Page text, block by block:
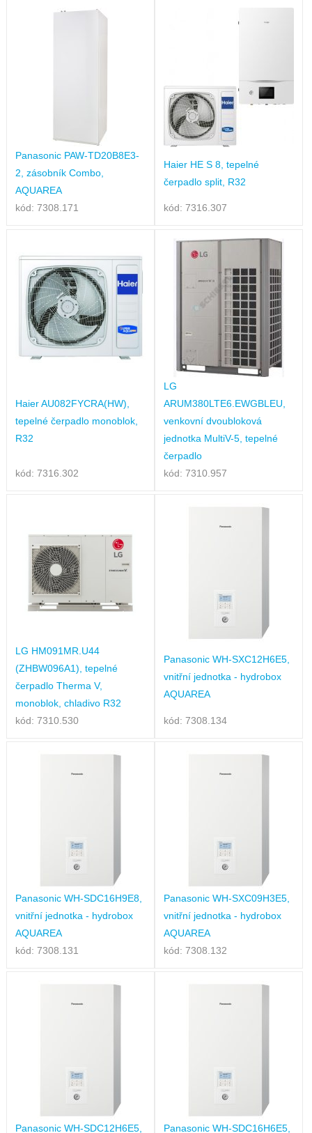
Panasonic PAW-TD20B8E3-
2, zásobník Combo,
AQUAREA
kód: 7308.171
Haier HE S 8, tepelné
čerpadlo split, R32
kód: 7316.307
Haier AU082FYCRA(HW),
tepelné čerpadlo monoblok,
R32
kód: 7316.302
LG
ARUM380LTE6.EWGBLEU,
venkovní dvoubloková
jednotka MultiV-5, tepelné
čerpadlo
kód: 7310.957
LG HM091MR.U44
(ZHBW096A1), tepelné
čerpadlo Therma V,
monoblok, chladivo R32
kód: 7310.530
Panasonic WH-SXC12H6E5,
vnitřní jednotka - hydrobox
AQUAREA
kód: 7308.134
Panasonic WH-SDC16H9E8,
vnitřní jednotka - hydrobox
AQUAREA
kód: 7308.131
Panasonic WH-SXC09H3E5,
vnitřní jednotka - hydrobox
AQUAREA
kód: 7308.132
Panasonic WH-SDC12H6E5,
Panasonic WH-SDC16H6E5,